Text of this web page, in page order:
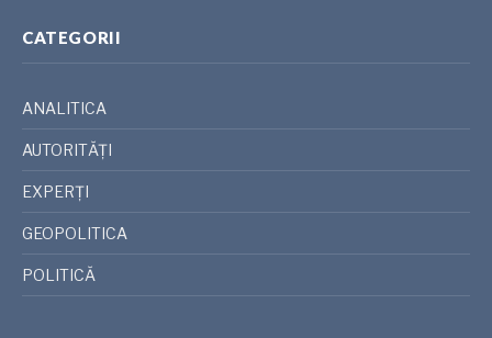
CATEGORII
ANALITICA
AUTORITĂȚI
EXPERȚI
GEOPOLITICA
POLITICĂ